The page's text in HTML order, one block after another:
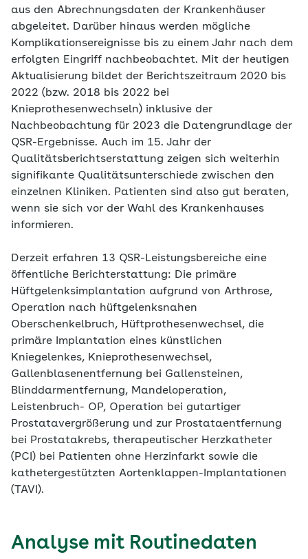
aus den Abrechnungsdaten der Krankenhäuser
abgeleitet. Darüber hinaus werden mögliche
Komplikationsereignisse bis zu einem Jahr nach dem
erfolgten Eingriff nachbeobachtet. Mit der heutigen
Aktualisierung bildet der Berichtszeitraum 2020 bis
2022 (bzw. 2018 bis 2022 bei
Knieprothesenwechseln) inklusive der
Nachbeobachtung für 2023 die Datengrundlage der
QSR-Ergebnisse. Auch im 15. Jahr der
Qualitätsberichtserstattung zeigen sich weiterhin
signifikante Qualitätsunterschiede zwischen den
einzelnen Kliniken. Patienten sind also gut beraten,
wenn sie sich vor der Wahl des Krankenhauses
informieren.
Derzeit erfahren 13 QSR-Leistungsbereiche eine
öffentliche Berichterstattung: Die primäre
Hüftgelenksimplantation aufgrund von Arthrose,
Operation nach hüftgelenksnahen
Oberschenkelbruch, Hüftprothesenwechsel, die
primäre Implantation eines künstlichen
Kniegelenkes, Knieprothesenwechsel,
Gallenblasenentfernung bei Gallensteinen,
Blinddarmentfernung, Mandeloperation,
Leistenbruch- OP, Operation bei gutartiger
Prostatavergrößerung und zur Prostataentfernung
bei Prostatakrebs, therapeutischer Herzkatheter
(PCI) bei Patienten ohne Herzinfarkt sowie die
kathetergestützten Aortenklappen-Implantationen
(TAVI).
Analyse mit Routinedaten